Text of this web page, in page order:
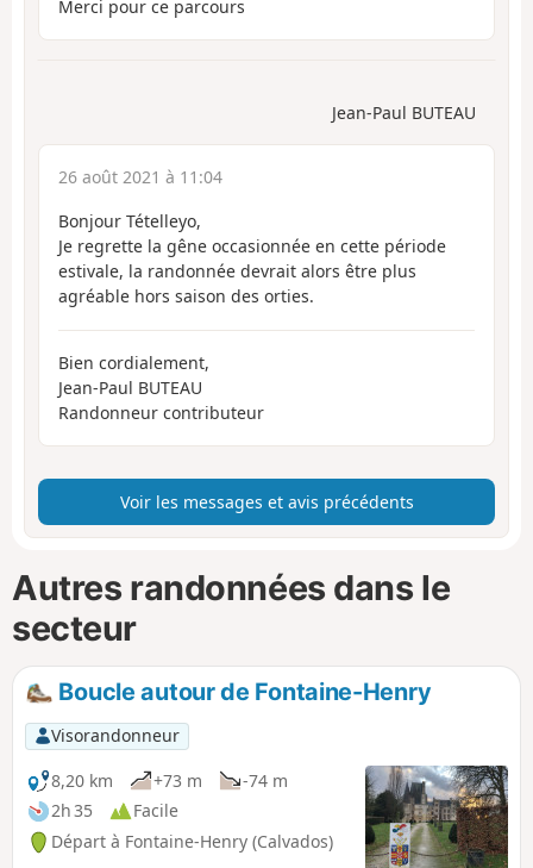
Merci pour ce parcours
Jean-Paul BUTEAU
26 août 2021 à 11:04
Bonjour Tételleyo,
Je regrette la gêne occasionnée en cette période
estivale, la randonnée devrait alors être plus
agréable hors saison des orties.
Bien cordialement,
Jean-Paul BUTEAU
Randonneur contributeur
Voir les messages et avis précédents
Autres randonnées dans le
secteur
Boucle autour de Fontaine-Henry
Visorandonneur
8,20 km
+73 m
-74 m
2h 35
Facile
Départ à Fontaine-Henry (Calvados)